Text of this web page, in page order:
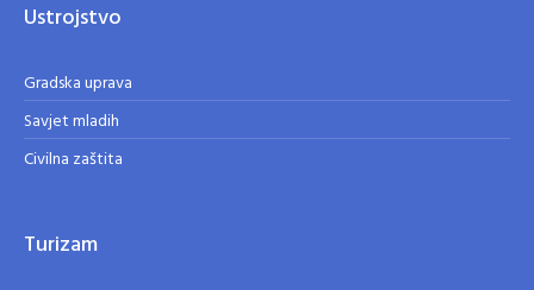
Ustrojstvo
Gradska uprava
Savjet mladih
Civilna zaštita
Turizam